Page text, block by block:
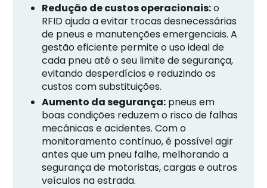
Redução de custos operacionais:o
RFID ajuda a evitar trocas desnecessárias
de pneus e manutenções emergenciais. A
gestão eficiente permite o uso ideal de
cada pneu até o seu limite de segurança,
evitando desperdícios e reduzindo os
custos com substituições.
Aumento da segurança: pneus em
boas condições reduzem o risco de falhas
mecânicas e acidentes. Com o
monitoramento contínuo, é possível agir
antes que um pneu falhe, melhorando a
segurança de motoristas, cargas e outros
veículos na estrada.